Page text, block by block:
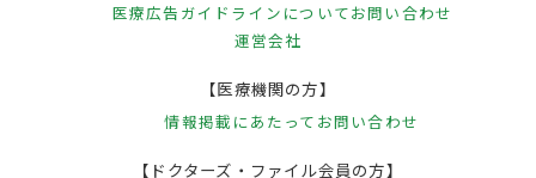
医療広告ガイドラインについてお問い合わせ
運営会社
【医療機関の方】
情報掲載にあたって お問い合わせ
【ドクターズ・ファイル会員の方】